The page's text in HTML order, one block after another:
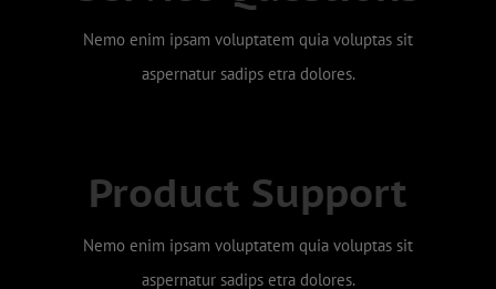
Nemo enim ipsam voluptatem quia voluptas sit
aspernatur sadips etra dolores.
Sed ut perspiciatis unde omnis iste natus error sits
voluptatem accusantium doloremque laudantium.
Product Support
Nemo enim ipsam voluptatem quia voluptas sit
aspernatur sadips etra dolores.
Lorem Ipsum Sadips
Sed ut perspiciatis unde omnis iste natus error sits
voluptatem accusantium doloremque laudantium.